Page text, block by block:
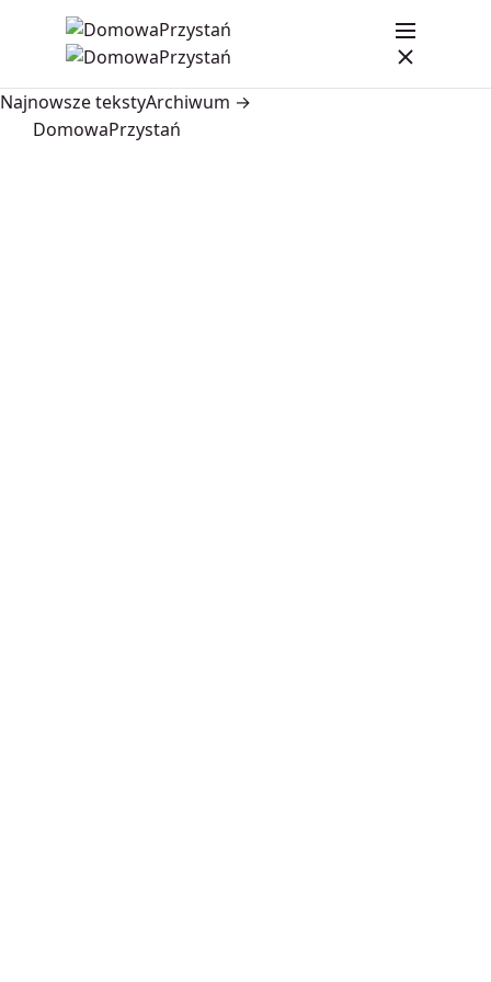
Najnowsze tekstyArchiwum →
DomowaPrzystań